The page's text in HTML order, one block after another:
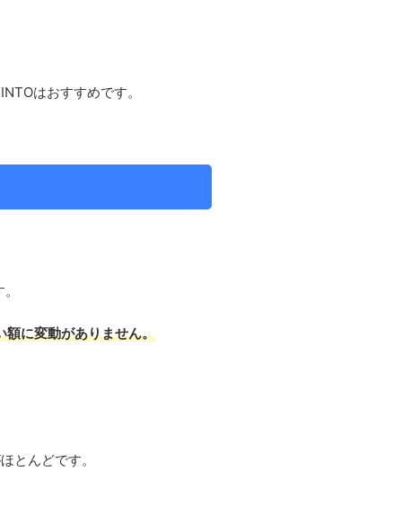
はおすすめです。
額に変動がありません。
とんどです。